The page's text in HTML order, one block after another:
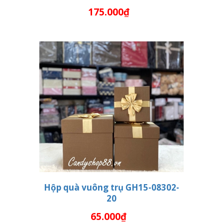
175.000₫
THÊM VÀO GIỎ HÀNG
Hộp quà vuông trụ GH15-08302-
20
65.000₫